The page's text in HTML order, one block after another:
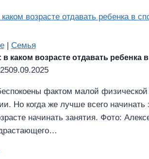
| Семья
каком возрасте отдавать ребенка
09.09.2025
фактом малой
Но когда же лучше всего
начинать занятия. Фото: